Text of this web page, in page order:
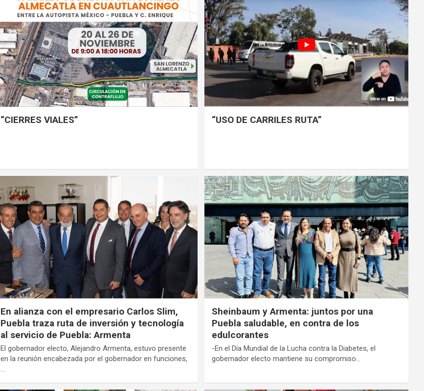
“CIERRES VIALES” “USO DE CARRILES RUTA”
En alianza con el empresario Carlos Slim,
Puebla traza ruta de inversión y tecnología
al servicio de Puebla: Armenta
El gobernador electo, Alejandro Armenta, estuvo presente
en la reunión encabezada por el gobernador en funciones,
…
Sheinbaum y Armenta: juntos por una
Puebla saludable, en contra de los
edulcorantes
-En el Día Mundial de la Lucha contra la Diabetes, el
gobernador electo mantiene su compromiso…